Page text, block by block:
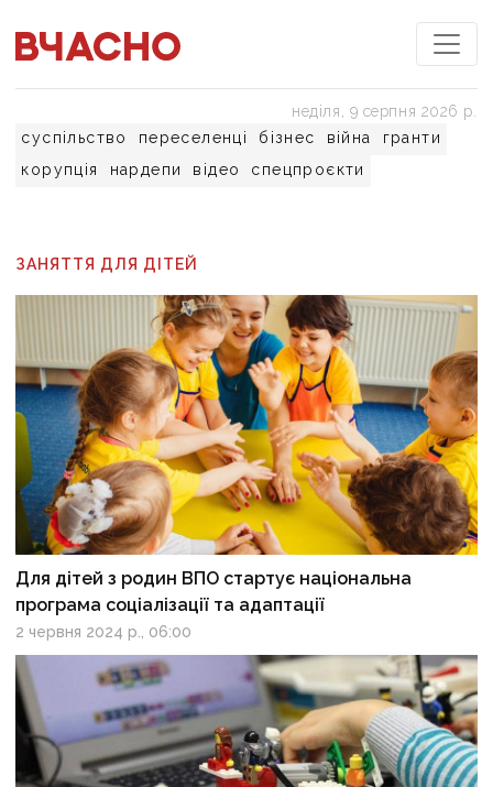
суспільство переселенці бізнес війна
гранти
корупція
нардепи відео спецпроєкти
неділя, 9 серпня 2026 р.
ЗАНЯТТЯ ДЛЯ ДІТЕЙ
Для дітей з родин ВПО стартує національна
програма соціалізації та адаптації
2 червня 2024 р., 06:00